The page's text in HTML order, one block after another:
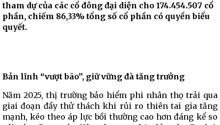
tham dự của các cổ đông đại diện cho 174.454.507 cổ
phần, chiếm 86,33% tổng số cổ phần có quyền biểu
quyết.
Bản lĩnh “vượt bão”, giữ vững đà tăng trưởng
Năm 2025, thị trường bảo hiểm phi nhân thọ trải qua
giai đoạn đầy thử thách khi rủi ro thiên tai gia tăng
mạnh, kéo theo áp lực bồi thường cao hơn đáng kể so